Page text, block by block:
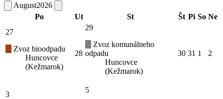
August2026
Po
Ut St Št Pi So Ne
27
Zvoz bioodpadu
Huncovce
(Kežmarok)
28
29
Zvoz komunálneho
odpadu
Huncovce
(Kežmarok)
30 31 1 2
3
5